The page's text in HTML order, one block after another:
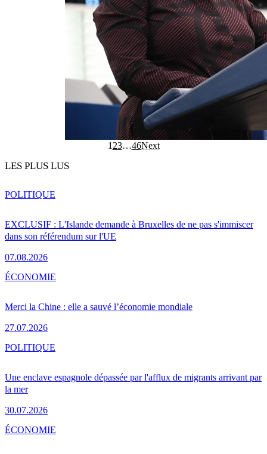
1 23…46Next
LES PLUS LUS
EXCLUSIF : L'Islande demande à Bruxelles de ne pas s'immiscer
dans son référendum sur l'UE
07.08.2026
POLITIQUE
Merci la Chine : elle a sauvé l’économie mondiale
27.07.2026
ÉCONOMIE
Une enclave espagnole dépassée par l'afflux de migrants arrivant par
la mer
30.07.2026
POLITIQUE
ÉCONOMIE